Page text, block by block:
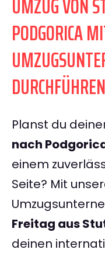
PODGORICA
DURCHFÜHREN
Planst du
nach
einem
Seite? Mit
Freitag aus
deinen